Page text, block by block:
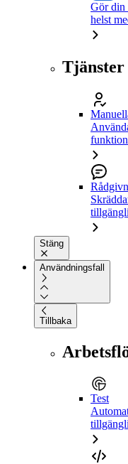
Gör din
helst
Tjänster
Stäng
Användningsfall
Tillbaka
Test